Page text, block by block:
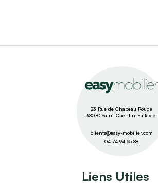
23 Rue de Chapeau Rouge
38070 Saint-Quentin-Fallavier
clients@easy-mobilier.com
04 74 94 65 88
Liens Utiles